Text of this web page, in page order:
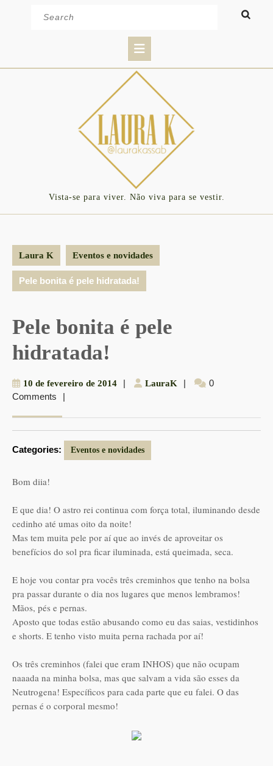
Button
Vista-se para viver. Não viva para se vestir.
Laura K Eventos e novidades
Pele bonita é pele hidratada!
Pele bonita é pele
hidratada!
10 de fevereiro de 201410| LauraK LauraK
|
0
Comments
|
Categories: Eventos e novidades
Bom diia!
E que dia! O astro rei continua com força total, iluminando desde
cedinho até umas oito da noite!
Mas tem muita pele por aí que ao invés de aproveitar os
benefícios do sol pra ficar iluminada, está queimada, seca.
E hoje vou contar pra vocês três creminhos que tenho na bolsa
pra passar durante o dia nos lugares que menos lembramos!
Mãos, pés e pernas.
Aposto que todas estão abusando como eu das saias, vestidinhos
e shorts. E tenho visto muita perna rachada por aí!
Os três creminhos (falei que eram INHOS) que não ocupam
naaada na minha bolsa, mas que salvam a vida são esses da
Neutrogena! Específicos para cada parte que eu falei. O das
pernas é o corporal mesmo!